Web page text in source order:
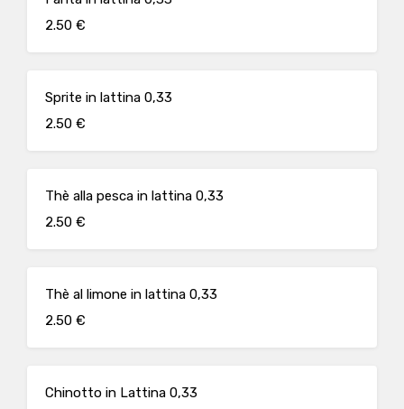
2.50 €
Sprite in lattina 0,33
2.50 €
Thè alla pesca in lattina 0,33
2.50 €
Thè al limone in lattina 0,33
2.50 €
Chinotto in Lattina 0,33